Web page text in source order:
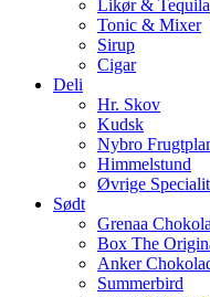
Likør & Tequila
Tonic & Mixer
Sirup
Cigar
Deli
Hr. Skov
Kudsk
Nybro
Himmelstund
Øvrige
Sødt
Grenaa
Box The
Anker
Summerbird